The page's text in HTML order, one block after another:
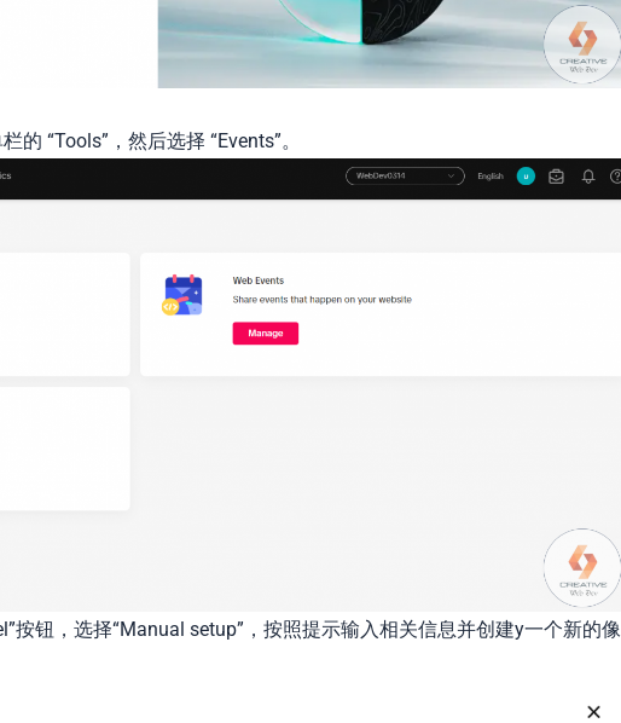
“Tools”，然后选择 “Events”。
按钮，选择“Manual setup”，按照提示输入相关信息并创建y一个新的像